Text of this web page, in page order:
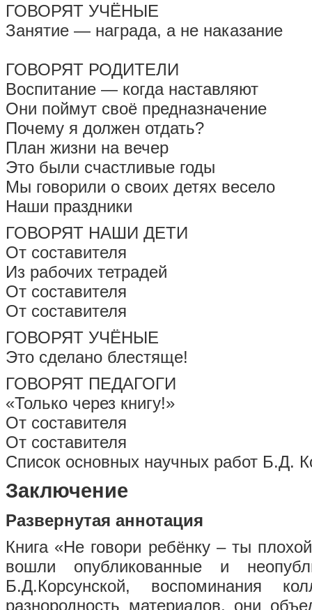
ГОВОРЯТ УЧЁНЫЕ
Занятие — награда, а не наказание
ГОВОРЯТ РОДИТЕЛИ
Воспитание — когда наставляют
Они поймут своё предназначение
Почему я должен отдать?
План жизни на вечер
Это были счастливые годы
Мы говорили о своих детях весело
Наши праздники
ГОВОРЯТ НАШИ ДЕТИ
От составителя
Из рабочих тетрадей
От составителя
От составителя
ГОВОРЯТ УЧЁНЫЕ
Это сделано блестяще!
ГОВОРЯТ ПЕДАГОГИ
«Только через книгу!»
От составителя
От составителя
Список основных научных работ Б.Д.
Заключение
Развернутая аннотация
Книга «Не говори ребёнку – ты
вошли опубликованные и
Б.Д.Корсунской, воспоминания
разнородность материалов, они